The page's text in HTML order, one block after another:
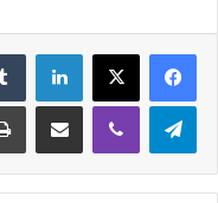
فيسبوك لينكدإن